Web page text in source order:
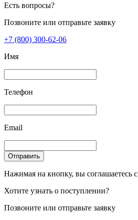
Есть вопросы?
Позвоните или отправьте заявку
+7 (800) 300-62-06
Имя
Телефон
Email
Отправить
Нажимая на кнопку, вы соглашаетесь с
Хотите узнать о поступлении?
Позвоните или отправьте заявку